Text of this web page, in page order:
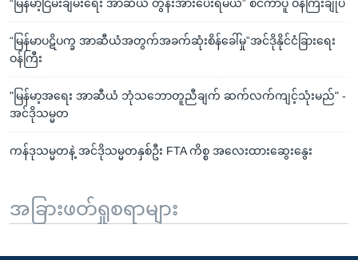
“မြန်မာ့ငြိမ်းချမ်းရေး အာဆီယံ တွန်းအားပေးရမယ်” စင်ကာပူ ဝန်ကြီးချုပ်
“မြန်မာပဋိပက္ခ အာဆီယံအတွက်အခက်ဆုံးစိန်ခေါ်မှု”အင်ဒိုနိုင်ငံခြားရေး
ဝန်ကြီး
"မြန်မာ့အရေး အာဆီယံ ဘုံသဘောတူညီချက် ဆက်လက်ကျင့်သုံးမည်" -
အင်ဒိုသမ္မတ
ကန်ဒုသမ္မတနဲ့ အင်ဒိုသမ္မတနှစ်ဦး FTA ကိစ္စ အလေးထားဆွေးနွေး
အခြားဖတ်ရှုစရာများ